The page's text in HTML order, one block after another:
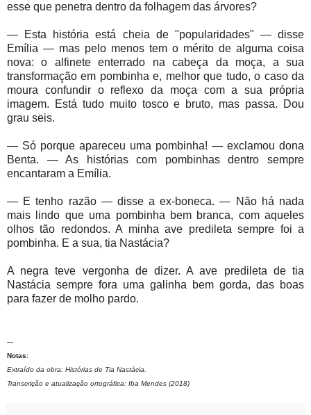
esse que penetra dentro da folhagem das árvores?
— Esta história está cheia de "popularidades" — disse
Emília — mas pelo menos tem o mérito de alguma coisa
nova: o alfinete enterrado na cabeça da moça, a sua
transformação em pombinha e, melhor que tudo, o caso da
moura confundir o reflexo da moça com a sua própria
imagem. Está tudo muito tosco e bruto, mas passa. Dou
grau seis.
— Só porque apareceu uma pombinha! — exclamou dona
Benta. — As histórias com pombinhas dentro sempre
encantaram a Emília.
— E tenho razão — disse a ex-boneca. — Não há nada
mais lindo que uma pombinha bem branca, com aqueles
olhos tão redondos. A minha ave predileta sempre foi a
pombinha. E a sua, tia Nastácia?
A negra teve vergonha de dizer. A ave predileta de tia
Nastácia sempre fora uma galinha bem gorda, das boas
para fazer de molho pardo.
---
Notas:
Extraído da obra: Histórias de Tia Nastácia.
Transcrição e atualização ortográfica: Iba Mendes (2018)